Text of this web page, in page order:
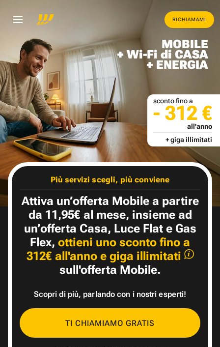
RICHIAMAMI
MOBILE
+ Wi-Fi di CASA
+ ENERGIA
sconto fino a
- 312 €
all'anno
+ giga illimitati
Più servizi scegli, più conviene
Attiva un’offerta Mobile a partire
da 11,95€ al mese, insieme ad
un’offerta Casa, Luce Flat e Gas
Flex, ottieni uno sconto fino a
312€ all'anno e giga illimitati
sull'offerta Mobile.
Scopri di più, parlandocon i nostri esperti!
TI CHIAMIAMO GRATIS